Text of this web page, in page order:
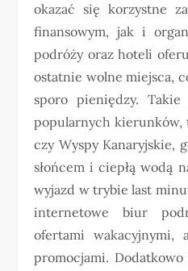
okazać się korzystne
finansowym, jak i
podróży oraz hoteli
ostatnie wolne miejsca,
sporo pieniędzy.
popularnych kierunków,
czy Wyspy Kanaryjskie,
słońcem i ciepłą wodą
wyjazd w trybie last
internetowe biur
ofertami
promocjami.